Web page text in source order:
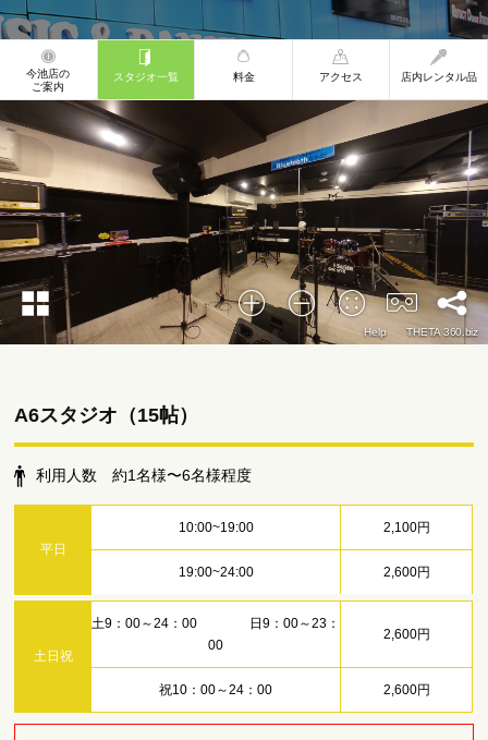
今池店の
ご案内
スタジオ一覧 料金 アクセス 店内レンタル品
A6スタジオ（15帖）
利用人数 約1名様〜6名様程度
平日
10:00~19:00 2,100円
19:00~24:00 2,600円
土日祝
土9：00～24：00 日9：00～23：
00
2,600円
祝10：00～24：00 2,600円